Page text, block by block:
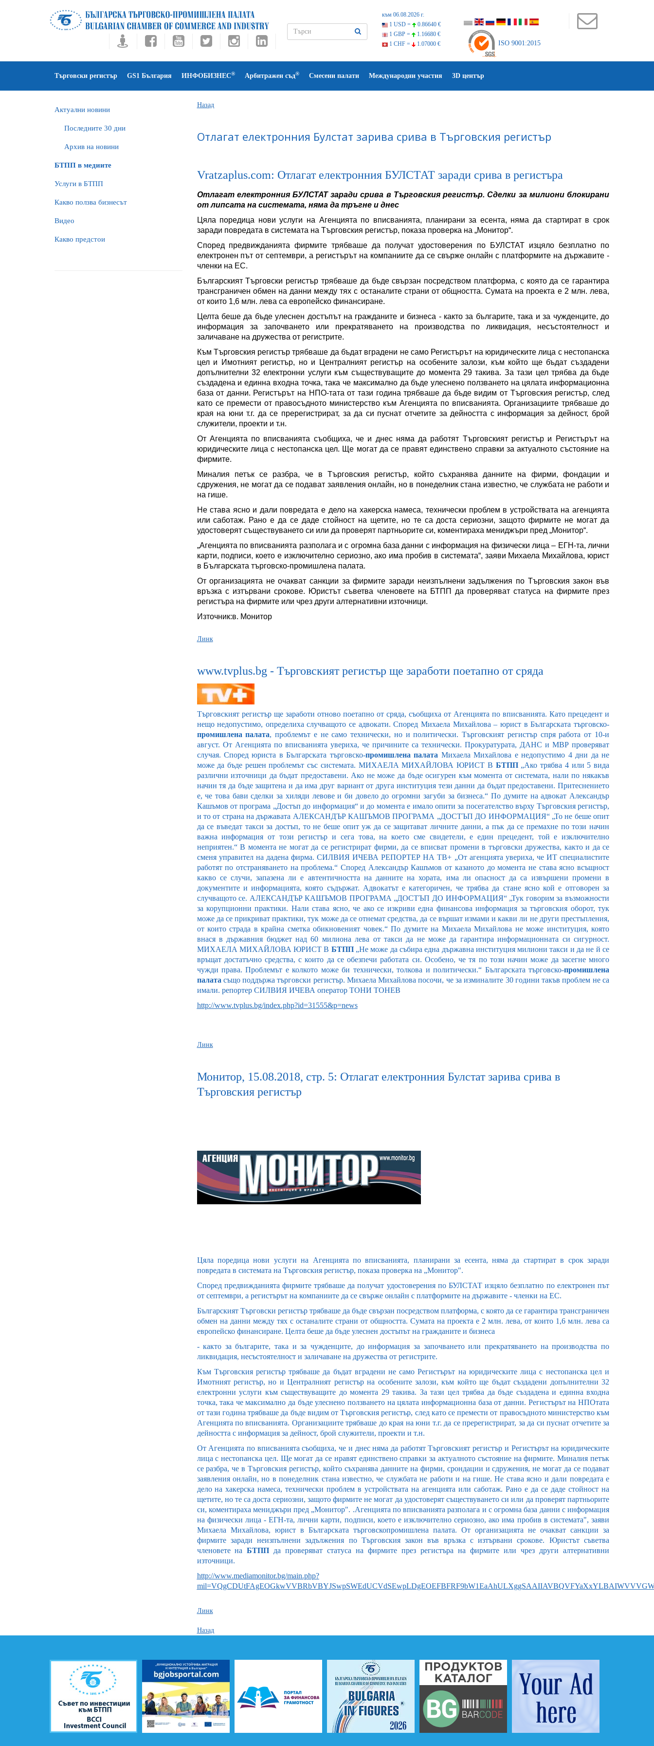
към 06.08.2026 г.
1 USD =
0.86640 €
1 GBP =
1.16680 €
1 CHF =
1.07000 € ISO 9001:2015
Търговски регистър GS1 България ИНФОБИЗНЕС® Арбитражен съд® Смесени палати Международни участия 3D център
Актуални новини
Последните 30 дни
Архив на новини
БTПП в медиите
Услуги в БТПП
Какво ползва бизнесът
Видео
Какво предстои
Назад
Отлагат електронния Булстат зарива срива в Търговския регистър
Vratzaplus.com: Отлагат електронния БУЛСТАТ заради срива в регистъра
Отлагат електронния БУЛСТАТ заради срива в Търговския регистър. Сделки за милиони блокирани
от липсата на системата, няма да тръгне и днес
Цяла поредица нови услуги на Агенцията по вписванията, планирани за есента, няма да стартират в срок
заради повредата в системата на Търговския регистър, показа проверка на „Монитор“.
Според предвижданията фирмите трябваше да получат удостоверения по БУЛСТАТ изцяло безплатно по
електронен път от септември, а регистърът на компаниите да се свърже онлайн с платформите на държавите -
членки на ЕС.
Българският Търговски регистър трябваше да бъде свързан посредством платформа, с която да се гарантира
трансграничен обмен на данни между тях с останалите страни от общността. Сумата на проекта е 2 млн. лева,
от които 1,6 млн. лева са европейско финансиране.
Целта беше да бъде улеснен достъпът на гражданите и бизнеса - както за българите, така и за чужденците, до
информация за започването или прекратяването на производства по ликвидация, несъстоятелност и
заличаване на дружества от регистрите.
Към Търговския регистър трябваше да бъдат вградени не само Регистърът на юридическите лица с нестопанска
цел и Имотният регистър, но и Централният регистър на особените залози, към който ще бъдат създадени
допълнителни 32 електронни услуги към съществуващите до момента 29 такива. За тази цел трябва да бъде
създадена и единна входна точка, така че максимално да бъде улеснено ползването на цялата информационна
база от данни. Регистърът на НПО-тата от тази година трябваше да бъде видим от Търговския регистър, след
като се премести от правосъдното министерство към Агенцията по вписванията. Организациите трябваше до
края на юни т.г. да се пререгистрират, за да си пуснат отчетите за дейността с информация за дейност, брой
служители, проекти и т.н.
От Агенцията по вписванията съобщиха, че и днес няма да работят Търговският регистър и Регистърът на
юридическите лица с нестопанска цел. Ще могат да се правят единствено справки за актуалното състояние на
фирмите.
Миналия петък се разбра, че в Търговския регистър, който съхранява данните на фирми, фондации и
сдружения, не могат да се подават заявления онлайн, но в понеделник стана известно, че службата не работи и
на гише.
Не става ясно и дали повредата е дело на хакерска намеса, технически проблем в устройствата на агенцията
или саботаж. Рано е да се даде стойност на щетите, но те са доста сериозни, защото фирмите не могат да
удостоверят съществуването си или да проверят партньорите си, коментираха мениджъри пред „Монитор“.
„Агенцията по вписванията разполага и с огромна база данни с информация на физически лица – ЕГН-та, лични
карти, подписи, което е изключително сериозно, ако има пробив в системата“, заяви Михаела Михайлова, юрист
в Българската търговско-промишлена палата.
От организацията не очакват санкции за фирмите заради неизпълнени задължения по Търговския закон във
връзка с изтървани срокове. Юристът съветва членовете на БТПП да проверяват статуса на фирмите през
регистъра на фирмите или чрез други алтернативни източници.
Източник:в. Монитор
Линк
www.tvplus.bg - Търговският регистър ще заработи поетапно от сряда
Търговският регистър ще заработи отново поетапно от сряда, съобщиха от Агенцията по вписванията. Като прецедент и
нещо недопустимо, определиха случващото се адвокати. Според Михаела Михайлова – юрист в Българската търговско-
промишлена палата, проблемът е не само технически, но и политически. Търговският регистър спря работа от 10-и
август. От Агенцията по вписванията увериха, че причините са технически. Прокуратурата, ДАНС и МВР проверяват
случая. Според юриста в Българската търговско-промишлена палата Михаела Михайлова е недопустимо 4 дни да не
може да бъде решен проблемът със системата. МИХАЕЛА МИХАЙЛОВА ЮРИСТ В БТПП„Ако трябва 4 или 5 вида
различни източници да бъдат предоставени. Ако не може да бъде осигурен към момента от системата, нали по някакъв
начин тя да бъде защитена и да има друг вариант от друга институция тези данни да бъдат предоставени. Притеснението
е, че това бави сделки за хиляди левове и би довело до огромни загуби за бизнеса.“ По думите на адвокат Александър
Кашъмов от програма „Достъп до информация“ и до момента е имало опити за посегателство върху Търговския регистър,
и то от страна на държавата АЛЕКСАНДЪР КАШЪМОВ ПРОГРАМА „ДОСТЪП ДО ИНФОРМАЦИЯ“ „То не беше опит
да се въведат такси за достъп, то не беше опит уж да се защитават личните данни, а пък да се премахне по този начин
важна информация от този регистър и сега това, на което сме свидетели, е един прецедент, той е изключително
неприятен.“ В момента не могат да се регистрират фирми, да се вписват промени в търговски дружества, както и да се
сменя управител на дадена фирма. СИЛВИЯ ИЧЕВА РЕПОРТЕР НА ТВ+ „От агенцията увериха, че ИТ специалистите
работят по отстраняването на проблема.“ Според Александър Кашъмов от казаното до момента не става ясно всъщност
какво се случи, запазена ли е автентичността на данните на хората, има ли опасност да са извършени промени в
документите и информацията, която съдържат. Адвокатът е категоричен, че трябва да стане ясно кой е отговорен за
случващото се. АЛЕКСАНДЪР КАШЪМОВ ПРОГРАМА „ДОСТЪП ДО ИНФОРМАЦИЯ“ „Тук говорим за възможности
за корупционни практики. Нали става ясно, че ако се изкриви една финансова информация за търговския оборот, тук
може да се прикриват практики, тук може да се отнемат средства, да се вършат измами и какви ли не други престъпления,
от които страда в крайна сметка обикновеният човек.“ По думите на Михаела Михайлова не може институция, която
внася в държавния бюджет над 60 милиона лева от такси да не може да гарантира информационната си сигурност.
МИХАЕЛА МИХАЙЛОВА ЮРИСТ В БТПП„Не може да събира една държавна институция милиони такси и да не й се
връщат достатъчно средства, с които да се обезпечи работата си. Особено, че тя по този начин може да засегне много
чужди права. Проблемът е колкото може би технически, толкова и политически.“ Българската търговско-промишлена
палата също поддържа търговски регистър. Михаела Михайлова посочи, че за изминалите 30 години такъв проблем не са
имали. репортер СИЛВИЯ ИЧЕВА оператор ТОНИ ТОНЕВ
http://www.tvplus.bg/index.php?id=31555&p=news
Линк
Монитор, 15.08.2018, стр. 5: Отлагат електронния Булстат зарива срива в
Търговския регистър
Цяла поредица нови услуги на Агенцията по вписванията, планирани за есента, няма да стартират в срок заради
повредата в системата на Търговския регистър, показа проверка на „Монитор".
Според предвижданията фирмите трябваше да получат удостоверения по БУЛСТАТ изцяло безплатно по електронен път
от септември, а регистърът на компаниите да се свърже онлайн с платформите на държавите - членки на ЕС.
Българският Търговски регистър трябваше да бъде свързан посредством платформа, с която да се гарантира трансграничен
обмен на данни между тях с останалите страни от общността. Сумата на проекта е 2 млн. лева, от които 1,6 млн. лева са
европейско финансиране. Целта беше да бъде улеснен достъпът на гражданите и бизнеса
- както за българите, така и за чужденците, до информация за започването или прекратяването на производства по
ликвидация, несъстоятелност и заличаване на дружества от регистрите.
Към Търговския регистър трябваше да бъдат вградени не само Регистърът на юридическите лица с нестопанска цел и
Имотният регистър, но и Централният регистър на особените залози, към който ще бъдат създадени допълнителни 32
електронни услуги към съществуващите до момента 29 такива. За тази цел трябва да бъде създадена и единна входна
точка, така че максимално да бъде улеснено ползването на цялата информационна база от данни. Регистърът на НПОтата
от тази година трябваше да бъде видим от Търговския регистър, след като се премести от правосъдното министерство към
Агенцията по вписванията. Организациите трябваше до края на юни т.г. да се пререгистрират, за да си пуснат отчетите за
дейността с информация за дейност, брой служители, проекти и т.н.
От Агенцията по вписванията съобщиха, че и днес няма да работят Търговският регистър и Регистърът на юридическите
лица с нестопанска цел. Ще могат да се нравят единствено справки за актуалното състояние на фирмите. Миналия петък
се разбра, че в Търговския регистър, който съхранява данните на фирми, срондации и сдружения, не могат да се подават
заявления онлайн, но в понеделник стана известно, че службата не работи и на гише. Не става ясно и дали повредата е
дело на хакерска намеса, технически проблем в устройствата на агенцията или саботаж. Рано е да се даде стойност на
щетите, но те са доста сериозни, защото фирмите не могат да удостоверят съществуването си или да проверят партньорите
си, коментираха мениджъри пред „Монитор". .Агенцията по вписванията разполага и с огромна база данни с информация
на физически лица - ЕГН-та, лични карти, подписи, което е изключително сериозно, ако има пробив в системата", заяви
Михаела Михайлова, юрист в Българската търговскопромишлена палата. От организацията не очакват санкции за
фирмите заради неизпълнени задължения по Търговския закон във връзка с изтървани срокове. Юристът съветва
членовете наБТПП да проверяват статуса на фирмите през регистъра на фирмите или чрез други алтернативни
източници.
http://www.mediamonitor.bg/main.php?
Линк
Назад